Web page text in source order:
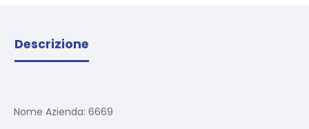
Descrizione
Nome Azienda: 6669